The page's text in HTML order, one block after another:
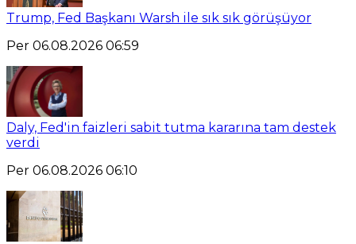
Trump, Fed Başkanı Warsh ile sık sık görüşüyor
Per 06.08.2026 06:59
Daly, Fed'in faizleri sabit tutma kararına tam destek
verdi
Per 06.08.2026 06:10